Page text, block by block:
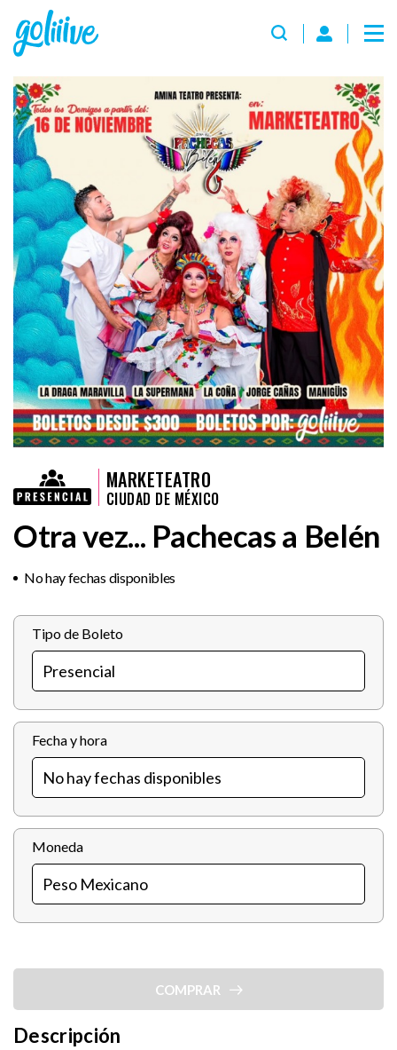
MARKETEATRO
CIUDAD DE MÉXICO
Otra vez... Pachecas a Belén
No hay fechas disponibles
Tipo de Boleto
Fecha y hora
Moneda
COMPRAR
Descripción